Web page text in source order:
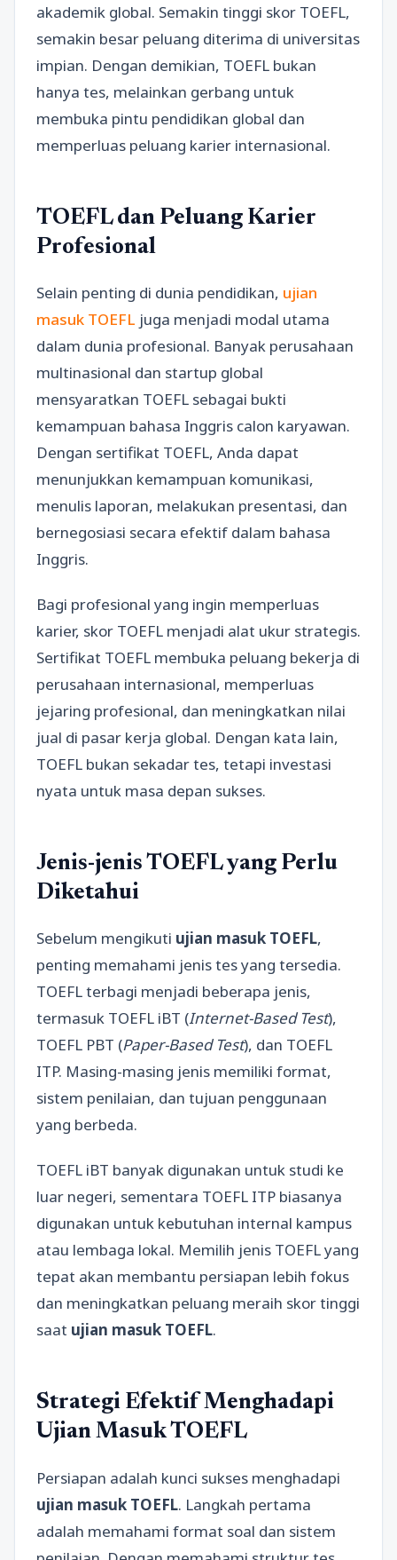
akademik global. Semakin tinggi skor TOEFL,
semakin besar peluang diterima di universitas
impian. Dengan demikian, TOEFL bukan
hanya tes, melainkan gerbang untuk
membuka pintu pendidikan global dan
memperluas peluang karier internasional.
TOEFL dan Peluang Karier
Profesional
Selain penting di dunia pendidikan, ujian
masuk TOEFL juga menjadi modal utama
dalam dunia profesional. Banyak perusahaan
multinasional dan startup global
mensyaratkan TOEFL sebagai bukti
kemampuan bahasa Inggris calon karyawan.
Dengan sertifikat TOEFL, Anda dapat
menunjukkan kemampuan komunikasi,
menulis laporan, melakukan presentasi, dan
bernegosiasi secara efektif dalam bahasa
Inggris.
Bagi profesional yang ingin memperluas
karier, skor TOEFL menjadi alat ukur strategis.
Sertifikat TOEFL membuka peluang bekerja di
perusahaan internasional, memperluas
jejaring profesional, dan meningkatkan nilai
jual di pasar kerja global. Dengan kata lain,
TOEFL bukan sekadar tes, tetapi investasi
nyata untuk masa depan sukses.
Jenis-jenis TOEFL yang Perlu
Diketahui
Sebelum mengikuti ujian masuk TOEFL,
penting memahami jenis tes yang tersedia.
TOEFL terbagi menjadi beberapa jenis,
termasuk TOEFL iBT (Internet-Based Test),
TOEFL PBT (Paper-Based Test), dan TOEFL
ITP. Masing-masing jenis memiliki format,
sistem penilaian, dan tujuan penggunaan
yang berbeda.
TOEFL iBT banyak digunakan untuk studi ke
luar negeri, sementara TOEFL ITP biasanya
digunakan untuk kebutuhan internal kampus
atau lembaga lokal. Memilih jenis TOEFL yang
tepat akan membantu persiapan lebih fokus
dan meningkatkan peluang meraih skor tinggi
saat ujian masuk TOEFL.
Strategi Efektif Menghadapi
Ujian Masuk TOEFL
Persiapan adalah kunci sukses menghadapi
ujian masuk TOEFL. Langkah pertama
adalah memahami format soal dan sistem